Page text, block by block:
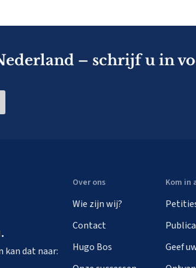
– schrijf u in
kan dat naar:
Over ons
Wie zijn wij?
Contact
Hugo Bos
Kom in
Geef